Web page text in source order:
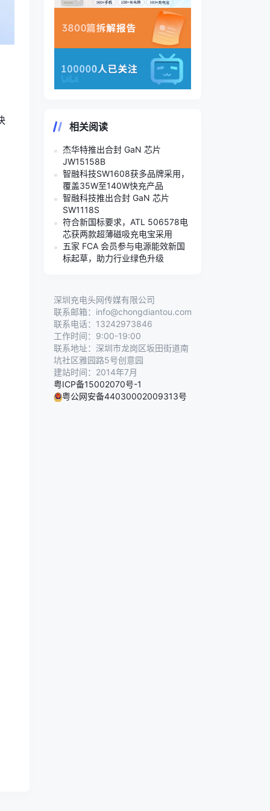
相关阅读
杰华特推出合封 GaN 芯片
JW15158B
智融科技SW1608获多品牌采用，
覆盖35W至140W快充产品
智融科技推出合封 GaN 芯片
SW1118S
符合新国标要求，ATL 506578电
芯获两款超薄磁吸充电宝采用
五家 FCA 会员参与电源能效新国
标起草，助力行业绿色升级
深圳充电头网传媒有限公司
联系邮箱：info@chongdiantou.com
联系电话：13242973846
工作时间：9:00-19:00
联系地址：深圳市龙岗区坂田街道南
坑社区雅园路5号创意园
建站时间：2014年7月
粤ICP备15002070号-1
粤公网安备44030002009313号